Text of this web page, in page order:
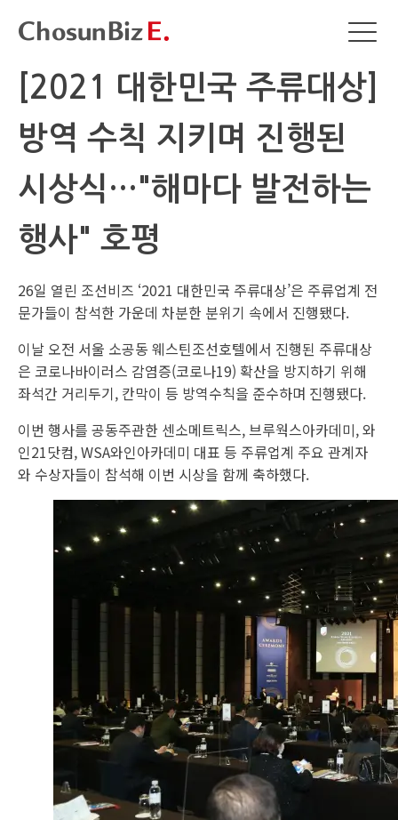
[2021 대한민국 주류대상]
방역 수칙 지키며 진행된
시상식…"해마다 발전하는
행사" 호평
26일 열린 조선비즈 ‘2021 대한민국 주류대상’은 주류업계 전
문가들이 참석한 가운데 차분한 분위기 속에서 진행됐다.
이날 오전 서울 소공동 웨스틴조선호텔에서 진행된 주류대상
은 코로나바이러스 감염증(코로나19) 확산을 방지하기 위해
좌석간 거리두기, 칸막이 등 방역수칙을 준수하며 진행됐다.
이번 행사를 공동주관한 센소메트릭스, 브루웍스아카데미, 와
인21닷컴, WSA와인아카데미 대표 등 주류업계 주요 관계자
와 수상자들이 참석해 이번 시상을 함께 축하했다.